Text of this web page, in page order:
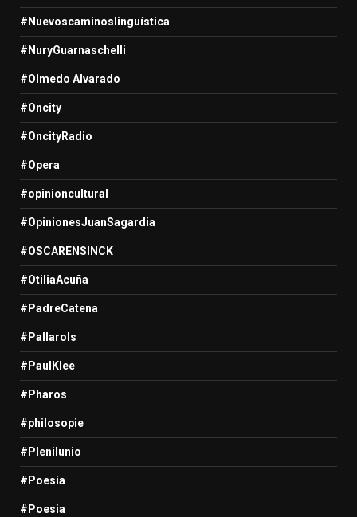
#Nuevoscaminoslinguística
#NuryGuarnaschelli
#Olmedo Alvarado
#Oncity
#OncityRadio
#Opera
#opinioncultural
#OpinionesJuanSagardia
#OSCARENSINCK
#OtiliaAcuña
#PadreCatena
#Pallarols
#PaulKlee
#Pharos
#philosopie
#Plenilunio
#Poesía
#Poesia